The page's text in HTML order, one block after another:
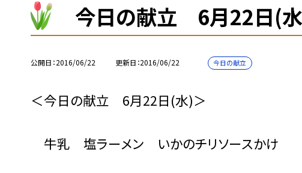
今日の献立 6月22日(
公開日 2016/06/22 更新日 2016/06/22 今日の献立
＜今日の献立 6月22日(水)＞
牛乳 塩ラーメン いかのチリソースかけ